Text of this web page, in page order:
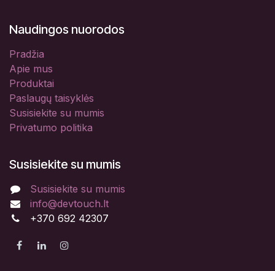
Naudingos nuorodos
Pradžia
Apie mus
Produktai
Paslaugų taisyklės
Susisiekite su mumis
Privatumo politika
Susisiekite su mumis
Susisiekite su mumis
info@devtouch.lt
+370 692 42307